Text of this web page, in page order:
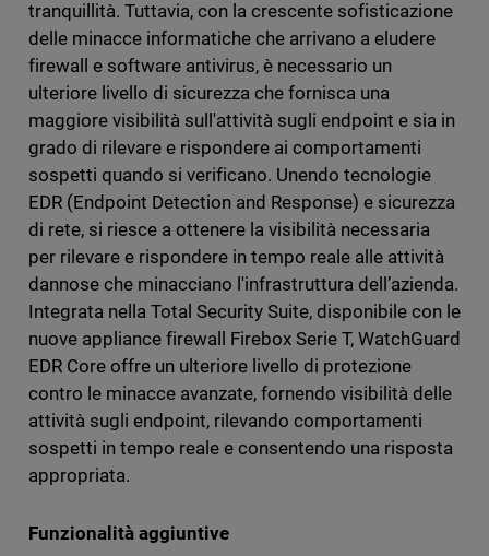
tranquillità. Tuttavia, con la crescente sofisticazione
delle minacce informatiche che arrivano a eludere
firewall e software antivirus, è necessario un
ulteriore livello di sicurezza che fornisca una
maggiore visibilità sull'attività sugli endpoint e sia in
grado di rilevare e rispondere ai comportamenti
sospetti quando si verificano. Unendo tecnologie
EDR (Endpoint Detection and Response) e sicurezza
di rete, si riesce a ottenere la visibilità necessaria
per rilevare e rispondere in tempo reale alle attività
dannose che minacciano l'infrastruttura dell’azienda.
Integrata nella Total Security Suite, disponibile con le
nuove appliance firewall Firebox Serie T, WatchGuard
EDR Core offre un ulteriore livello di protezione
contro le minacce avanzate, fornendo visibilità delle
attività sugli endpoint, rilevando comportamenti
sospetti in tempo reale e consentendo una risposta
appropriata.
Funzionalità aggiuntive